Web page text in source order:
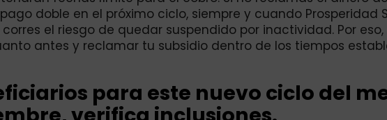
doble en el próximo ciclo, siempre y cuando Prosperidad
el riesgo de quedar suspendido por inactividad. Por eso,
antes y reclamar tu subsidio dentro de los tiempos
para este nuevo ciclo del